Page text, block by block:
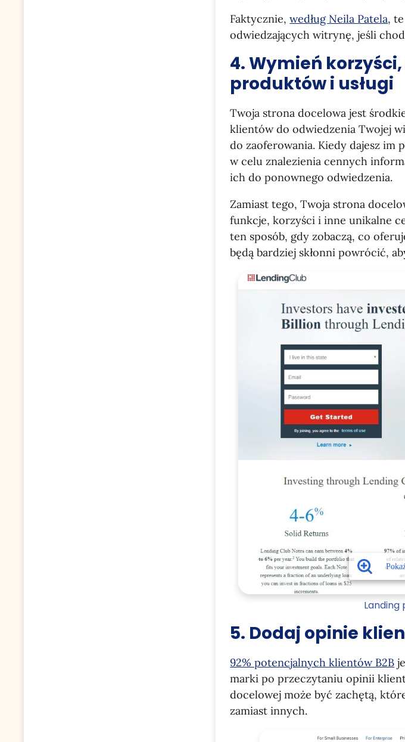
Faktycznie,według Neila Patela,
odwiedzających witrynę, jeśli
4. Wymień
produktów i usługi
Twoja strona docelowa jest
klientów do odwiedzenia Twojej
do zaoferowania. Kiedy dajesz im
w celu znalezienia cennych
ich do ponownego odwiedzenia.
Zamiast tego, Twoja strona
funkcje, korzyści i inne unikalne
ten sposób, gdy zobaczą, co
będą bardziej skłonni powrócić,
Landing
5. Dodaj opinie
92% potencjalnych klientów B2B
marki po przeczytaniu opinii
docelowej może być zachętą,
zamiast innych.